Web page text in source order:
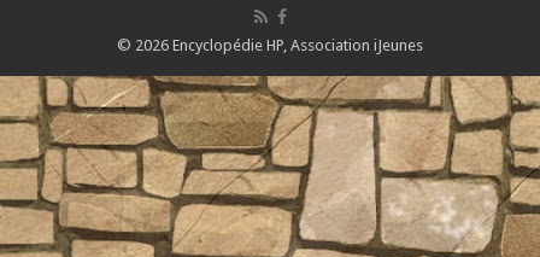
© 2026 Encyclopédie HP, Association iJeunes